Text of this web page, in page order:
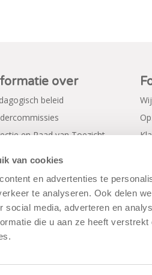
van cookies
en advertenties te
te analyseren. Ook delen
social media, adverteren en
die u aan ze heeft
over
beleid
en Raad van Toezicht